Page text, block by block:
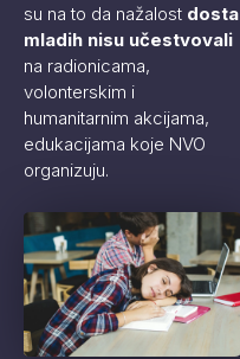
su na to da nažalost dosta
mladih nisu učestvovali
na radionicama,
volonterskim i
humanitarnim akcijama,
edukacijama koje NVO
organizuju.